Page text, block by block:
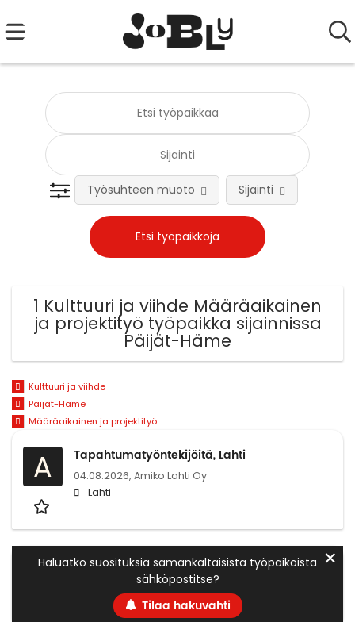
Työsuhteen muoto Sijainti
1 Kulttuuri ja viihde Määräaikainen
ja projektityö työpaikka sijainnissa
Päijät-Häme
Kulttuuri ja viihde
Päijät-Häme
Määräaikainen ja projektityö
A Tapahtumatyöntekijöitä, Lahti
04.08.2026, Amiko Lahti Oy
Lahti
Haluatko suosituksia samankaltaisista työpaikoista
sähköpostitse?
Tilaa hakuvahti
✕